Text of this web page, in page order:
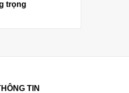
trọng
TIN